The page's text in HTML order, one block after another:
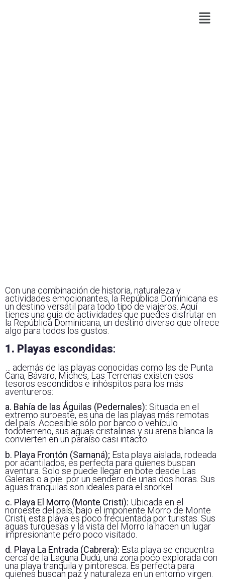
Con una combinación de historia, naturaleza y
actividades emocionantes, la República Dominicana es
un destino versátil para todo tipo de viajeros. Aquí
tienes una guía de actividades que puedes disfrutar en
la República Dominicana, un destino diverso que ofrece
algo para todos los gustos.
1. Playas escondidas:
… además de las playas conocidas como las de Punta
Cana, Bávaro, Miches, Las Terrenas existen esos
tesoros escondidos e inhóspitos para los más
aventureros:
a. Bahía de las Águilas (Pedernales): Situada en el
extremo suroeste, es una de las playas más remotas
del país. Accesible sólo por barco o vehículo
todoterreno, sus aguas cristalinas y su arena blanca la
convierten en un paraíso casi intacto.
b. Playa Frontón (Samaná); Esta playa aislada, rodeada
por acantilados, es perfecta para quienes buscan
aventura. Solo se puede llegar en bote desde Las
Galeras o a pie por un sendero de unas dos horas. Sus
aguas tranquilas son ideales para el snorkel.
c. Playa El Morro (Monte Cristi): Ubicada en el
noroeste del país, bajo el imponente Morro de Monte
Cristi, esta playa es poco frecuentada por turistas. Sus
aguas turquesas y la vista del Morro la hacen un lugar
impresionante pero poco visitado.
d. Playa La Entrada (Cabrera): Esta playa se encuentra
cerca de la Laguna Dudú, una zona poco explorada con
una playa tranquila y pintoresca. Es perfecta para
quienes buscan paz y naturaleza en un entorno virgen.